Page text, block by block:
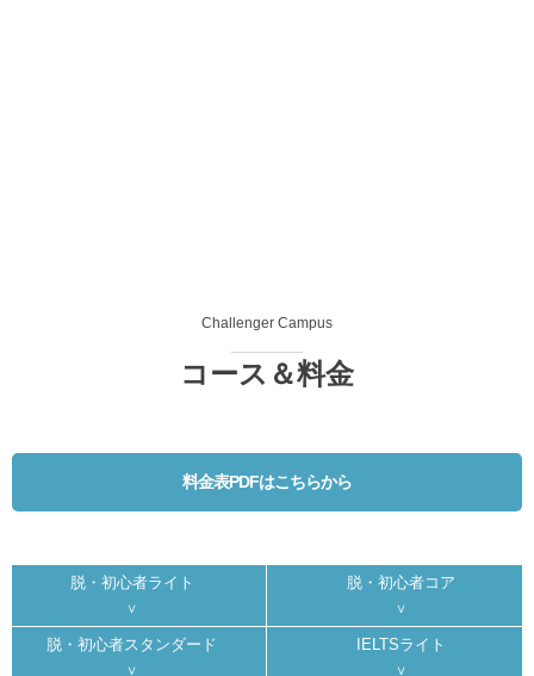
Challenger Campus
コース＆料金
料金表PDFはこちらから
脱・初心者ライト 脱・初心者コア
脱・初心者スタンダード IELTSライト